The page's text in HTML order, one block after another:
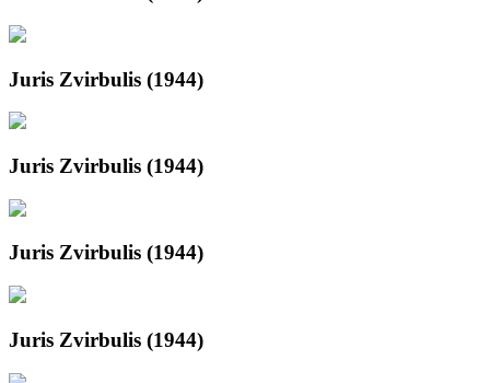
Juris Zvirbulis (1944)
Juris Zvirbulis (1944)
Juris Zvirbulis (1944)
Juris Zvirbulis (1944)